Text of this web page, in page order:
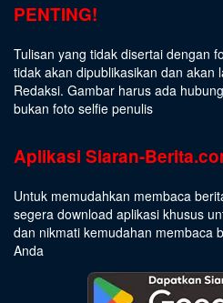
PENTING!
Tulisan yang tidak disertai dengan
tidak akan dipublikasikan dan akan
Redaksi. Gambar harus ada
bukan foto selfie penulis
Aplikasi Siaran-
Untuk memudahkan membaca
segera download aplikasi khusus
dan nikmati kemudahan membaca
Anda